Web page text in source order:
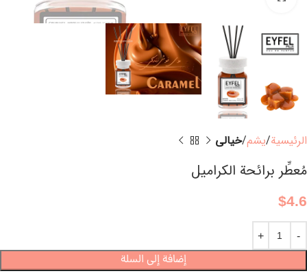
الرئيسية يشم خيالي
مُعطِّر برائحة الكراميل
$4.6
إضافة إلى السلة